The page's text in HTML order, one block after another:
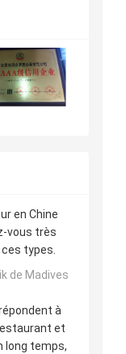
en Chine
vous très
types.
de Madives
à
et
long temps,